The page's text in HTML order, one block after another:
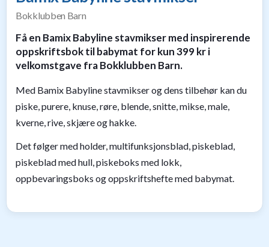
Bokklubben Barn
Få en Bamix Babyline stavmikser med inspirerende
oppskriftsbok til babymat for kun 399 kr i
velkomstgave fra Bokklubben Barn.
Med Bamix Babyline stavmikser og dens tilbehør kan du
piske, purere, knuse, røre, blende, snitte, mikse, male,
kverne, rive, skjære og hakke.
Det følger med holder, multifunksjonsblad, piskeblad,
piskeblad med hull, piskeboks med lokk,
oppbevaringsboks og oppskriftshefte med babymat.
9
Gavetips
til
barn
1
Gavetips
til
gravide
1
til
nybakte
foreldre